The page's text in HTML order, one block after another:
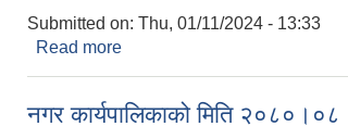
Submitted on: Thu, 01/11/2024 - 13:33
Read more
नगर कार्यपालिकाको मिति